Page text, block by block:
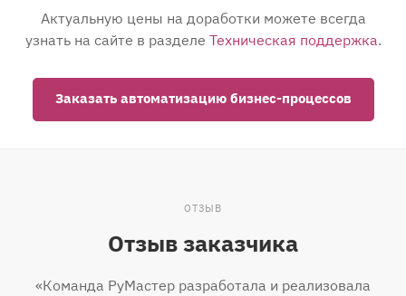
Актуальную цены на доработки можете всегда
узнать на сайте в разделе Техническая поддержка.
Заказать автоматизацию бизнес-процессов
ОТЗЫВ
Отзыв заказчика
«Команда РуМастер разработала и реализовала